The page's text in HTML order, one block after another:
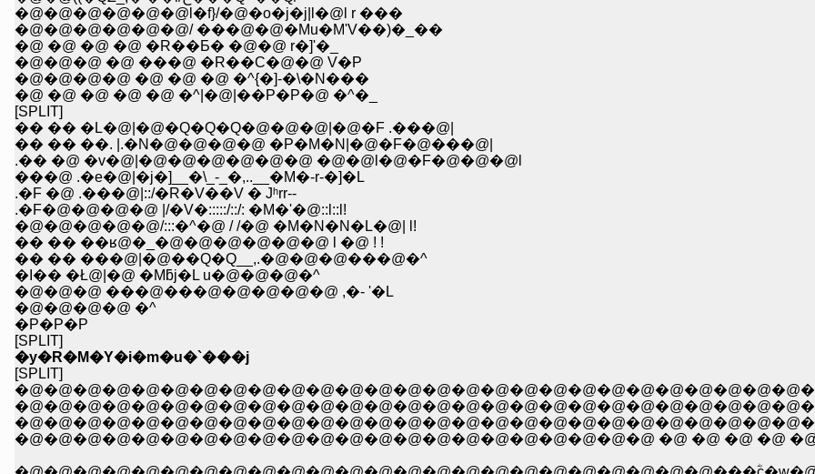
�@�@�@�@�@�@l�f}/�@�o�j�j|l�@l r ���
�@�@�@�@�@�@/ ���@�@�Mu�M'V��)�_��
�@ �@ �@ �@ �R��Ƃ� �@�@ r�]'�_
�@�@�@ �@ ���@ �R��C�@�@ V�P
�@�@�@�@ �@ �@ �@ �^{�]-�\�N���
�@ �@ �@ �@ �@ �^|�@|��P�P�@ �^�_
[SPLIT]
�� �� �L�@|�@�Q�Q�Q�@�@�@|�@�F .���@|
�� �� ��. |.�N�@�@�@�@ �P�M�N|�@�F�@���@|
.�� �@ �v�@|�@�@�@�@�@�@ �@�@l�@�F�@�@�@l
���@ .�e�@|�j�]__�\_-_�,..__�M�-r-�]�L
.�F �@ .���@|::/�R�V��V � Jʰrr--
.�F�@�@�@�@ |/�V�:::::/::/: �M�'�@::l::l!
�@�@�@�@�@/:::�^�@ / /�@ �M�N�N�L�@| l!
�� �� ��ʁ@�_�@�@�@�@�@�@ l �@ ! !
�� �� ���@|�@��Q�Q__,.�@�@�@���@�^
�I�� �Ł@|�@ �Mƃj�L u�@�@�@�^
�@�@�@ ���@���@�@�@�@�@ ,�- '�L
�@�@�@�@ �^
�P�P�P
[SPLIT]
�y�R�M�Y�i�m�u�`���j
[SPLIT]
�@�@�@�@�@�@�@�@�@�@�@�@�@�@�@�@�@�@�@�@�@�@ �@ �@ �@ �@